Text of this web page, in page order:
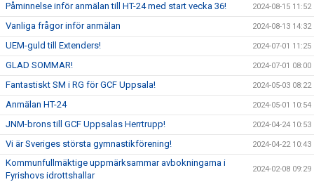
Påminnelse inför anmälan till HT-24 med start vecka 36! 2024-08-15 11:52
Vanliga frågor inför anmälan 2024-08-13 14:32
UEM-guld till Extenders! 2024-07-01 11:25
GLAD SOMMAR! 2024-07-01 08:00
Fantastiskt SM i RG för GCF Uppsala! 2024-05-03 08:22
Anmälan HT-24 2024-05-01 10:54
JNM-brons till GCF Uppsalas Herrtrupp! 2024-04-24 10:53
Vi är Sveriges största gymnastikförening! 2024-04-22 10:43
Kommunfullmäktige uppmärksammar avbokningarna i
Fyrishovs idrottshallar
2024-02-08 09:29